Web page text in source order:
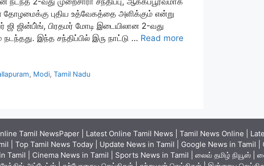
தோழமைக்கு புதிய உத்வேகத்தை அளிக்கும் என்று
ஜி ஜின்பி்ங், பிரதமர் மோடி இடையிலான 2-வது
நடந்தது. இந்த சந்திப்பில் இரு நாட்டு … Read more
, Modi,Tamil Nadu
Tamil NewsPaper | Latest Online Tamil News | Tamil News Online |
| Top Tamil News Today | Update News in Tamil | Google News in Tamil |
Tamil | Cinema News in Tamil | Sports News in Tamil | லைவ் தமிழ்